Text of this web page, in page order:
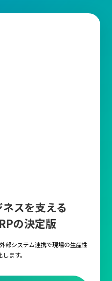
スを支える
の決定版
部システム連携で現場の生産性
ます。